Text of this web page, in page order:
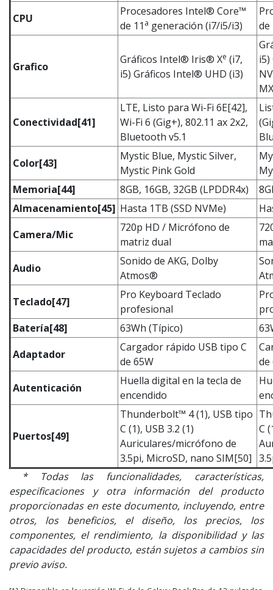
CPU​
Procesadores Intel® Core™
de 11 a generación (i7/i5/i3)​
de
Grafico
Gráficos Intel® Iris® Xe (i7,
i5) Gráficos Intel® UHD (i3)
Conectividad[41]
LTE, Listo para Wi-Fi 6E[42],
Wi-Fi 6 (Gig+), 802.11 ax 2x2,
Bluetooth v5.1
Color​[43]
Mystic Blue, Mystic Silver,
Mystic Pink Gold ​
Memoria[44] 8GB, 16GB, 32GB (LPDDR4x)
Almacenamiento[45] Hasta 1TB (SSD NVMe)
Camera/Mic
720p HD / Micrófono de
matriz dual
Audio
Sonido de AKG, Dolby
Atmos®
Teclado[47]
Pro Keyboard Teclado
profesional
Batería[48] 63Wh (Típico)
Adaptador
Cargador rápido USB tipo C
de 65W
de
Autenticación
Huella digital en la tecla de
encendido
Puertos[49]
Thunderbolt™ 4 (1), USB tipo
C (1), USB 3.2 (1)
Auriculares/micrófono de
3.5pi, MicroSD, nano SIM[50]
C
* Todas las funcionalidades, características,
especificaciones y otra información del producto
proporcionadas en este documento, incluyendo, entre
otros, los beneficios, el diseño, los precios, los
componentes, el rendimiento, la disponibilidad y las
capacidades del producto, están sujetos a cambios sin
previo aviso.